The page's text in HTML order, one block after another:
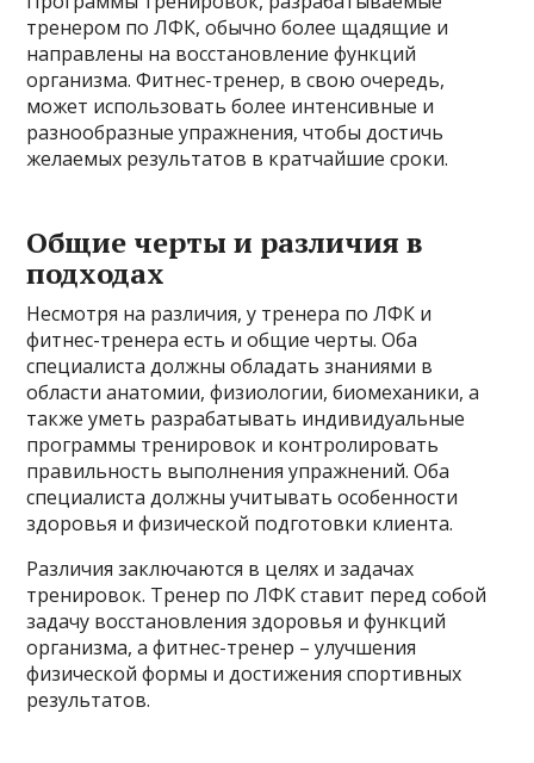
тренером по ЛФК, обычно более щадящие и
направлены на восстановление функций
организма. Фитнес-тренер, в свою очередь,
может использовать более интенсивные и
разнообразные упражнения, чтобы достичь
желаемых результатов в кратчайшие сроки.
Общие черты и различия в
подходах
Несмотря на различия, у тренера по ЛФК и
фитнес-тренера есть и общие черты. Оба
специалиста должны обладать знаниями в
области анатомии, физиологии, биомеханики, а
также уметь разрабатывать индивидуальные
программы тренировок и контролировать
правильность выполнения упражнений. Оба
специалиста должны учитывать особенности
здоровья и физической подготовки клиента.
Различия заключаются в целях и задачах
тренировок. Тренер по ЛФК ставит перед собой
задачу восстановления здоровья и функций
организма, а фитнес-тренер – улучшения
физической формы и достижения спортивных
результатов.